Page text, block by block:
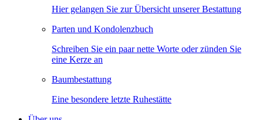
Hier gelangen Sie zur Übersicht unserer Bestattung
Parten und Kondolenzbuch
Schreiben Sie ein paar nette Worte oder zünden Sie
eine Kerze an
Baumbestattung
Eine besondere letzte Ruhestätte